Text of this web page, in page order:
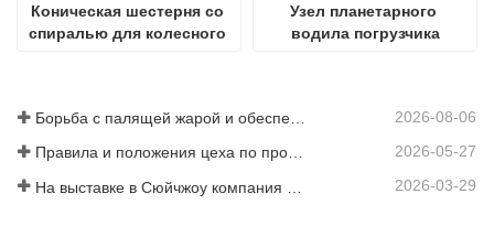
Коническая шестерня со
спиралью для колесного
Узел планетарного
водила погрузчика
2026-08-06
Правила и положения цеха по производству деталей для погрузчиков — Шаньдунская компания Zhaokun Engineering Machinery Co., Ltd. 2026-05-27
2026-03-29